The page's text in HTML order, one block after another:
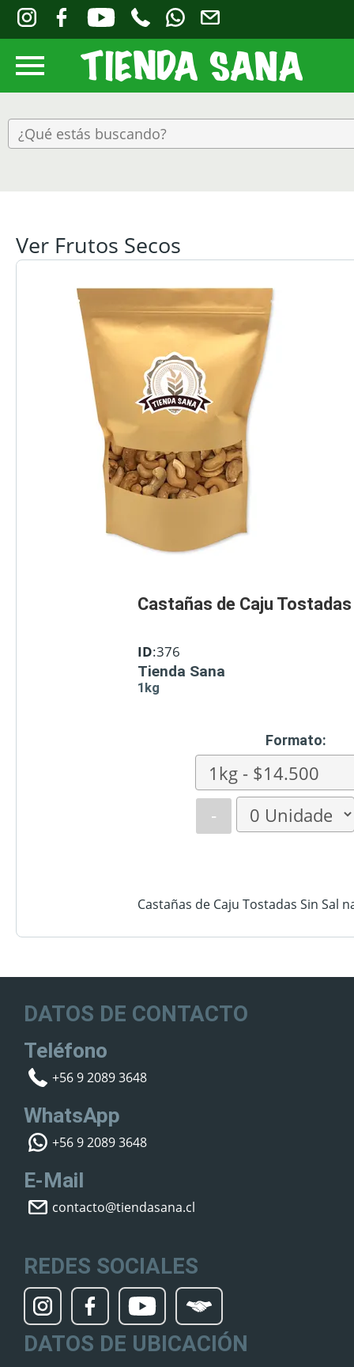
Ver Frutos Secos
Castañas de Caju
ID:376
Tienda Sana
1kg
Formato:
-
Castañas de Caju Tostadas Sin Sal
DATOS DE CONTACTO
Teléfono
+56 9 2089 3648
WhatsApp
+56 9 2089 3648
E-Mail
contacto@tiendasana.cl
REDES SOCIALES
DATOS DE UBICACIÓN